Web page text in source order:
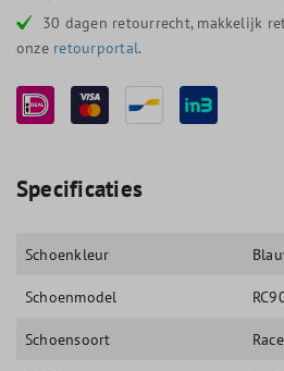
30 dagen retourrecht, makkelijk
onze retourportal.
Specificaties
Schoenkleur
Schoenmodel
Schoensoort